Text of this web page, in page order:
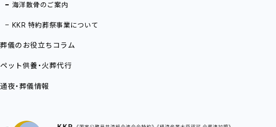
海洋散骨のご案内
KKR 特約葬祭事業について
葬儀のお役立ちコラム
ペット供養・火葬代行
通夜・葬儀情報